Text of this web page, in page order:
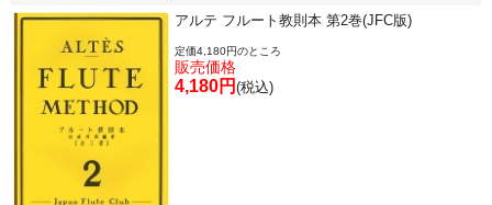
アルテ フルート教則本 第2巻(JFC版)
定価4,180円のところ
販売価格
4,180円 (税込)